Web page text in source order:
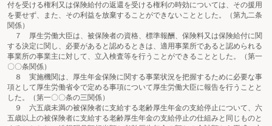
付を受ける権利又は保険給付の返還を受ける権利の時効については、その援用
を要せず、また、その利益を放棄することができないこととした。（第九二条
関係）
７ 厚生労働大臣は、被保険者の資格、標準報酬、保険料又は保険給付に関
する決定に関し、必要があると認めるときは、適用事業所であると認められる
事業所の事業主に対して、立入検査等を行うことができることとした。（第一
〇〇条関係）
８ 実施機関は、厚生年金保険に関する事業状況を把握するために必要な事
項として厚生労働省令で定める事項について厚生労働大臣に報告を行うことと
した。（第一〇〇条の三関係）
９ 六五歳未満の被保険者に支給する老齢厚生年金の支給停止について、六
五歳以上の被保険者に支給する老齢厚生年金の支給停止の仕組みと同じものと